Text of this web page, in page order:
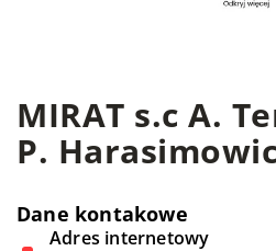
MIRAT s.c A.
P.
Dane kontakowe
Adres internetowy